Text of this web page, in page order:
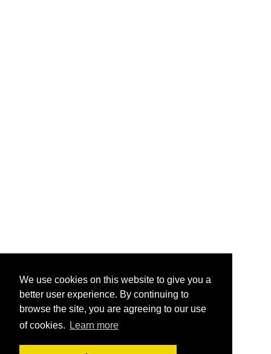
We use cookies on this website to give you a
better user experience. By continuing to
browse the site, you are agreeing to our use
of cookies.
Learn more